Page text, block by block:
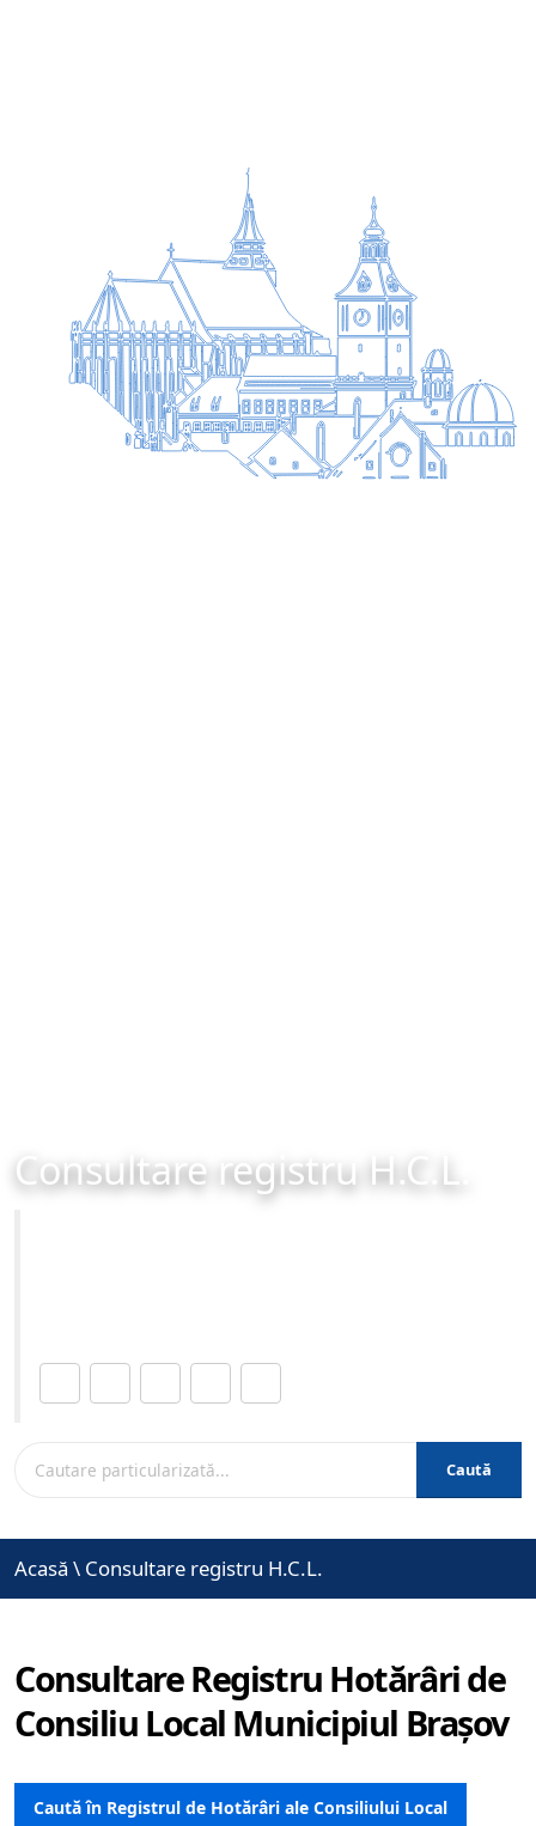
Consultare registru H.C.L.
Caută
Acasă \ Consultare registru H.C.L.
Consultare Registru Hotărâri de
Consiliu Local Municipiul Brașov
Caută în Registrul de Hotărâri ale Consiliului Local